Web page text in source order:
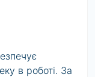
в роботі. За